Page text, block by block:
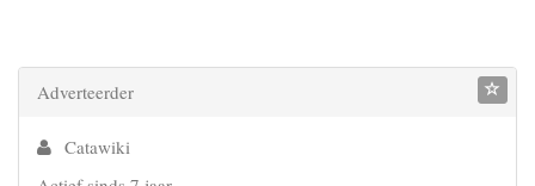
Adverteerder
Catawiki